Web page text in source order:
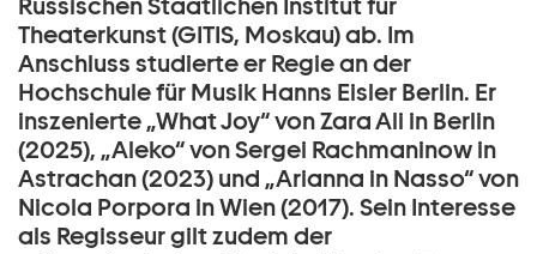
Russischen Staatlichen Institut für
Theaterkunst (GITIS, Moskau) ab. Im
Anschluss studierte er Regie an der
Hochschule für Musik Hanns Eisler Berlin. Er
inszenierte „What Joy“ von Zara Ali in Berlin
(2025), „Aleko“ von Sergei Rachmaninow in
Astrachan (2023) und „Arianna in Nasso“ von
Nicola Porpora in Wien (2017). Sein Interesse
als Regisseur gilt zudem der